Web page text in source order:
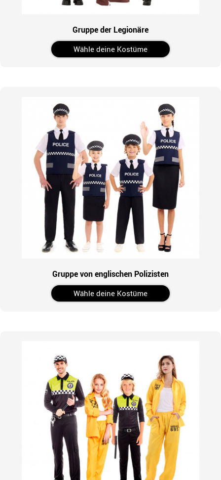
Gruppe der Legionäre
Wähle deine Kostüme
Gruppe von englischen Polizisten
Wähle deine Kostüme